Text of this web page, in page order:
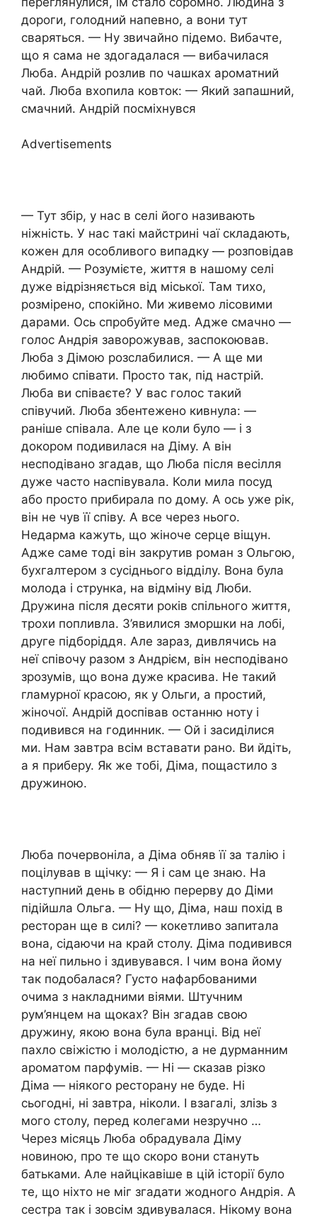
дороги, голодний напевно, а вони тут
сваряться. — Ну звичайно підемо. Вибачте,
що я сама не здогадалася — вибачилася
Люба. Андрій розлив по чашках ароматний
чай. Люба вхопила ковток: — Який запашний,
смачний. Андрій посміхнувся
Advertisements
— Тут збір, у нас в селі його називають
ніжність. У нас такі майстрині чаї складають,
кожен для особливого випадку — розповідав
Андрій. — Розумієте, життя в нашому селі
дуже відрізняється від міської. Там тихо,
розмірено, спокійно. Ми живемо лісовими
дарами. Ось спробуйте мед. Адже смачно —
голос Андрія заворожував, заспокоював.
Люба з Дімою розслабилися. — А ще ми
любимо співати. Просто так, під настрій.
Люба ви співаєте? У вас голос такий
співучий. Люба збентежено кивнула: —
раніше співала. Але це коли було — і з
докором подивилася на Діму. А він
несподівано згадав, що Люба після весілля
дуже часто наспівувала. Коли мила посуд
або просто прибирала по дому. А ось уже рік,
він не чув її співу. А все через нього.
Недарма кажуть, що жіноче серце віщун.
Адже саме тоді він закрутив роман з Ольгою,
бухгалтером з сусіднього відділу. Вона була
молода і струнка, на відміну від Люби.
Дружина після десяти років спільного життя,
трохи попливла. З’явилися зморшки на лобі,
друге підборіддя. Але зараз, дивлячись на
неї співочу разом з Андрієм, він несподівано
зрозумів, що вона дуже красива. Не такий
гламурної красою, як у Ольги, а простий,
жіночої. Андрій доспівав останню ноту і
подивився на годинник. — Ой і засиділися
ми. Нам завтра всім вставати рано. Ви йдіть,
а я приберу. Як же тобі, Діма, пощастило з
дружиною.
Люба почервоніла, а Діма обняв її за талію і
поцілував в щічку: — Я і сам це знаю. На
наступний день в обідню перерву до Діми
підійшла Ольга. — Ну що, Діма, наш похід в
ресторан ще в силі? — кокетливо запитала
вона, сідаючи на край столу. Діма подивився
на неї пильно і здивувався. І чим вона йому
так подобалася? Густо нафарбованими
очима з накладними віями. Штучним
рум’янцем на щоках? Він згадав свою
дружину, якою вона була вранці. Від неї
пахло свіжістю і молодістю, а не дурманним
ароматом парфумів. — Ні — сказав різко
Діма — ніякого ресторану не буде. Ні
сьогодні, ні завтра, ніколи. І взагалі, злізь з
мого столу, перед колегами незручно …
Через місяць Люба обрадувала Діму
новиною, про те що скоро вони стануть
батьками. Але найцікавіше в цій історії було
те, що ніхто не міг згадати жодного Андрія. А
сестра так і зовсім здивувалася. Нікому вона